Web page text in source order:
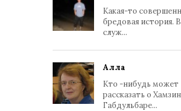
Какая-то
бредовая история.
служ...
Алла
Кто -нибудь может
рассказать о
Габдульбаре...